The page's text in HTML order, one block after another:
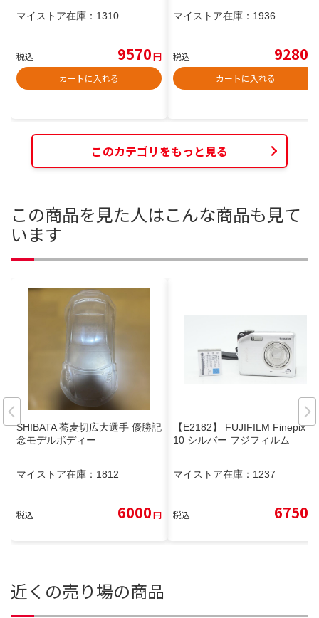
マイストア在庫： 1310
税込 9570円
カートに入れる
マイストア在庫： 1936
税込 9280
カートに入れる
このカテゴリをもっと見る
この商品を見た人はこんな商品も見て
います
SHIBATA 蕎麦切広大選手 優勝記
念モデルボディー
マイストア在庫： 1812
税込 6000円
【E2182】 FUJIFILM Finepix V
10 シルバー フジフィルム
マイストア在庫： 1237
税込 6750
近くの売り場の商品